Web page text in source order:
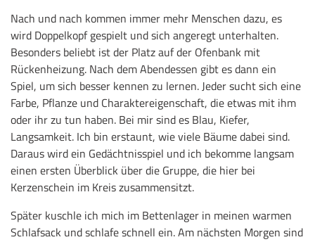
Nach und nach kommen immer mehr Menschen dazu, es
wird Doppelkopf gespielt und sich angeregt unterhalten.
Besonders beliebt ist der Platz auf der Ofenbank mit
Rückenheizung. Nach dem Abendessen gibt es dann ein
Spiel, um sich besser kennen zu lernen. Jeder sucht sich eine
Farbe, Pflanze und Charaktereigenschaft, die etwas mit ihm
oder ihr zu tun haben. Bei mir sind es Blau, Kiefer,
Langsamkeit. Ich bin erstaunt, wie viele Bäume dabei sind.
Daraus wird ein Gedächtnisspiel und ich bekomme langsam
einen ersten Überblick über die Gruppe, die hier bei
Kerzenschein im Kreis zusammensitzt.
Später kuschle ich mich im Bettenlager in meinen warmen
Schlafsack und schlafe schnell ein. Am nächsten Morgen sind